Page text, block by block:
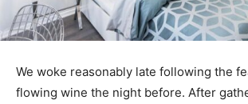
We woke reasonably late following the
flowing wine the night before. After